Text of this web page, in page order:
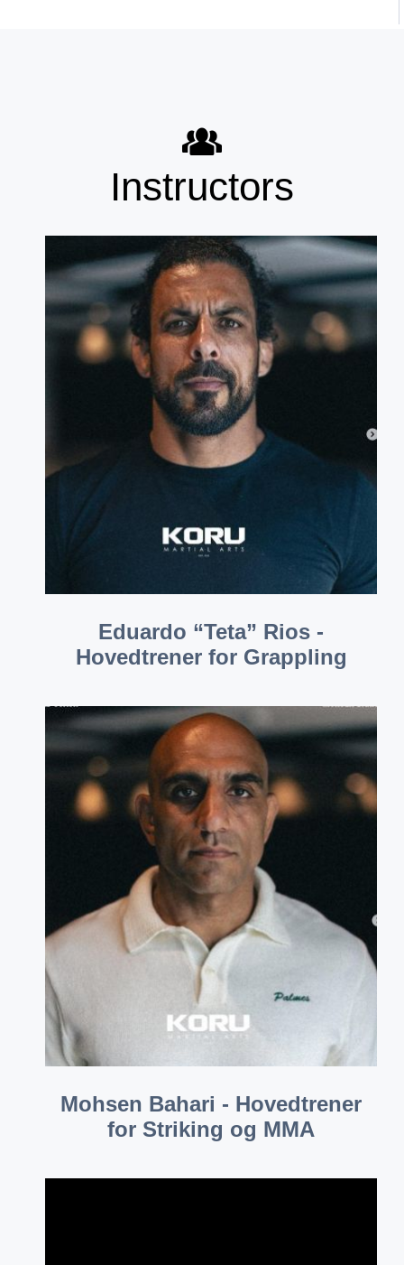
Instructors
Eduardo “Teta” Rios -
Hovedtrener for Grappling
Mohsen Bahari - Hovedtrener
for Striking og MMA